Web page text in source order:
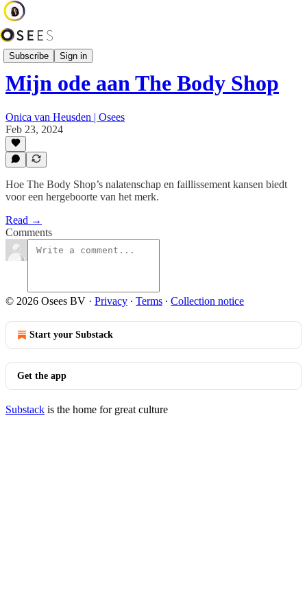
Subscribe Sign in
Series
Mijn ode aan The Body Shop
Onica van Heusden | Osees
Feb 23, 2024
Hoe The Body Shop’s nalatenschap en faillissement kansen biedt
voor een hergeboorte van het merk.
Read →
Comments
© 2026 Osees BV · Privacy ∙ Terms ∙ Collection notice
Start your Substack
Get the app
Substack is the home for great culture